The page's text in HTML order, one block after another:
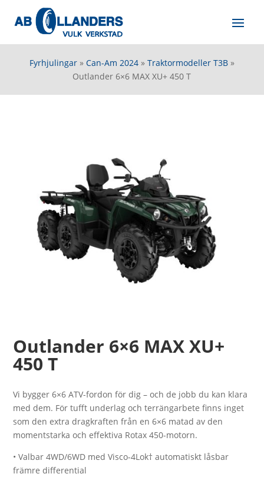
Fyrhjulingar» Can-Am 2024» Traktormodeller T3B»
Outlander 6×6 MAX XU+ 450 T
Outlander 6×6 MAX XU+
450 T
Vi bygger 6×6 ATV-fordon för dig – och de jobb du kan klara
med dem. För tufft underlag och terrängarbete finns inget
som den extra dragkraften från en 6×6 matad av den
momentstarka och effektiva Rotax 450-motorn.
• Valbar 4WD/6WD med Visco-4Lok† automatiskt låsbar
främre differential